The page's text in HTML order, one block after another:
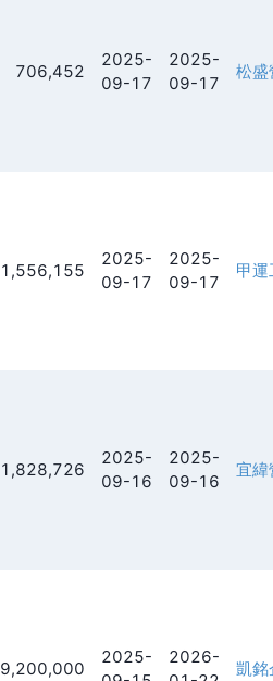
706,452
2025-
09-17
2025-
09-17
松盛
1,556,155
2025-
09-17
2025-
09-17
甲
1,828,726
2025-
09-16
2025-
09-16
宜緯
9,200,000
2025-
2026-
凱銘